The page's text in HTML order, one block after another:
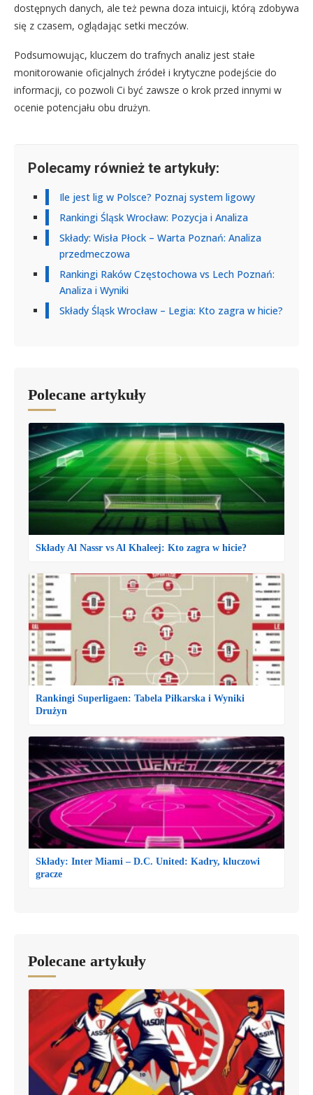
dostępnych danych, ale też pewna doza intuicji, którą zdobywa
się z czasem, oglądając setki meczów.
Podsumowując, kluczem do trafnych analiz jest stałe
monitorowanie oficjalnych źródeł i krytyczne podejście do
informacji, co pozwoli Ci być zawsze o krok przed innymi w
ocenie potencjału obu drużyn.
Polecamy również te artykuły:
Ile jest lig w Polsce? Poznaj system ligowy
Rankingi Śląsk Wrocław: Pozycja i Analiza
Składy: Wisła Płock – Warta Poznań: Analiza
przedmeczowa
Rankingi Raków Częstochowa vs Lech Poznań:
Analiza i Wyniki
Składy Śląsk Wrocław – Legia: Kto zagra w hicie?
Polecane artykuły
Składy Al Nassr vs Al Khaleej: Kto zagra w hicie?
Rankingi Superligaen: Tabela Piłkarska i Wyniki
Drużyn
Składy: Inter Miami – D.C. United: Kadry, kluczowi
gracze
Polecane artykuły